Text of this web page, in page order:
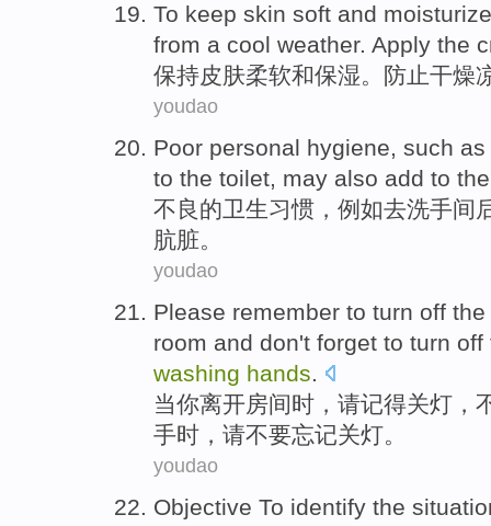
To keep skin soft and
from a cool weather. Apply the
保持皮肤柔软和保湿。 防止干燥
youdao
Poor personal hygiene, such as
to the toilet, may also add to
不良的卫生习惯 ， 例如去洗手间
肮脏。
youdao
Please remember to turn off
room and don't forget to turn off
washing hands.
当你离开房间时， 请记得关灯 ，
手时，请不要忘记关灯。
youdao
Objective To identify the